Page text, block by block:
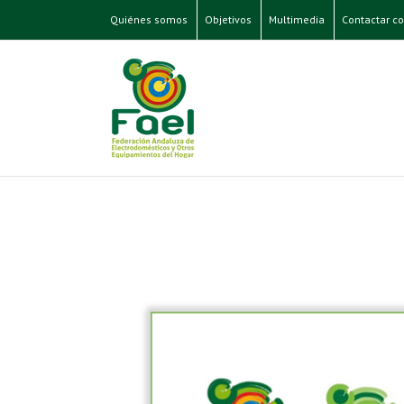
Quiénes somos Objetivos Multimedia Contactar